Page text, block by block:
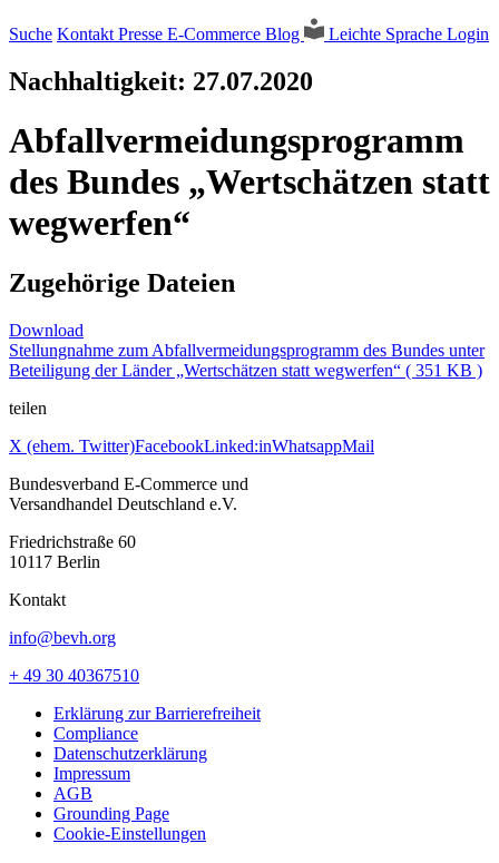
Suche Kontakt Presse E-Commerce Blog Leichte Sprache Login
Nachhaltigkeit: 27.07.2020
Abfallvermeidungsprogramm
des Bundes „Wertschätzen statt
wegwerfen“
Zugehörige Dateien
Download
Stellungnahme zum Abfallvermeidungsprogramm des Bundes unter
Beteiligung der Länder „Wertschätzen statt wegwerfen“ ( 351 KB )
teilen
X (ehem. Twitter)FacebookLinked:inWhatsappMail
Bundesverband E-Commerce und
Versandhandel Deutschland e.V.
Friedrichstraße 60
10117 Berlin
Kontakt
info@bevh.org
+ 49 30 40367510
Erklärung zur Barrierefreiheit
Compliance
Datenschutzerklärung
Impressum
AGB
Grounding Page
Cookie-Einstellungen